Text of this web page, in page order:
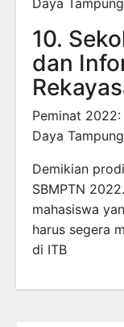
10.
dan
Peminat 2022:
Daya
Demikian
SBMPTN
mahasiswa
harus segera
di ITB